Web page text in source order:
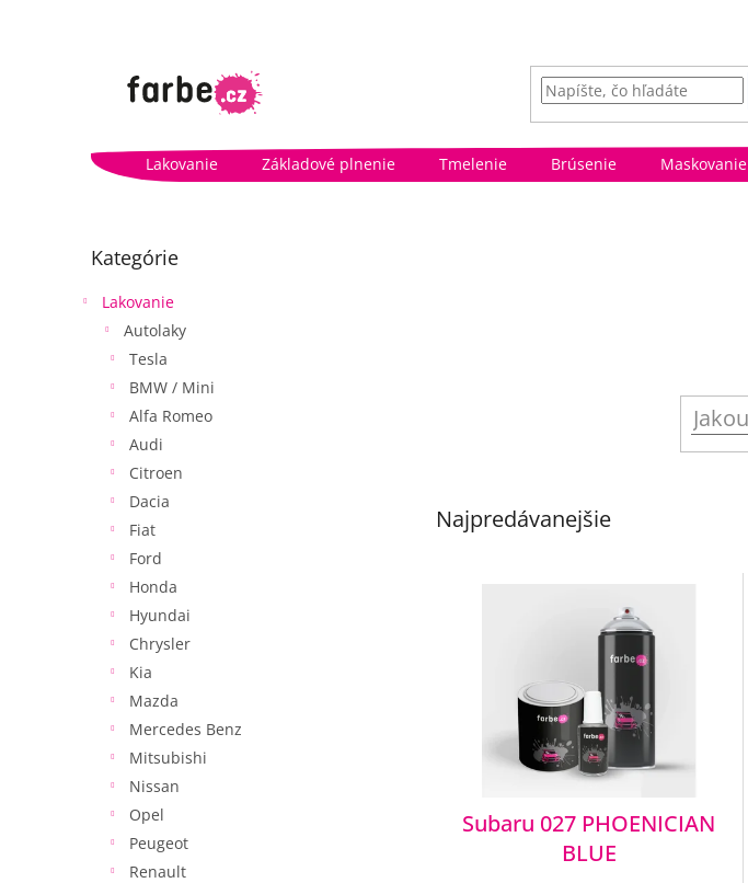
Lakovanie Základové plnenie Tmelenie Brúsenie Maskovanie
č
kategórie
Kategórie
Lakovanie
Autolaky
Tesla
BMW / Mini
Alfa Romeo
Audi
Citroen
Dacia
Fiat
Ford
Honda
Hyundai
Chrysler
Kia
Mazda
Mercedes Benz
Mitsubishi
Nissan
Opel
Peugeot
Renault
Najpredávanejšie
Subaru 027 PHOENICIAN
BLUE